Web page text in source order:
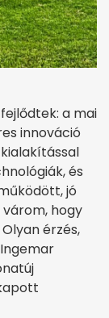
a mai
innováció
és
jó
hogy
érzés,